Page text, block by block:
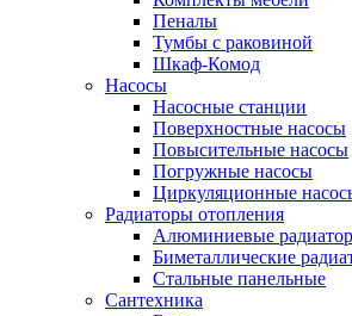
Пеналы
Тумбы с раковиной
Шкаф-Комод
Насосы
Насосные станции
Поверхностные насосы
Повысительные насосы
Погружные насосы
Циркуляционные
Радиаторы отопления
Алюминиевые
Биметаллические
Стальные панельные
Сантехника